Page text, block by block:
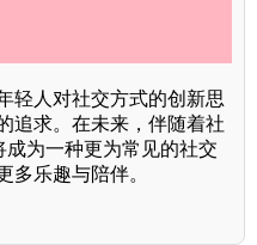
轻人对社交方式的创新思
追求。在未来，伴随着社
成为一种更为常见的社交
多乐趣与陪伴。